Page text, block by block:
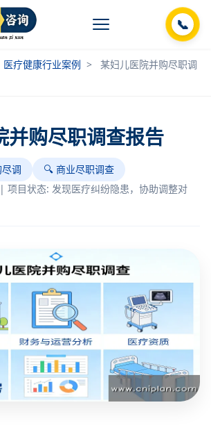
📞
医疗健康行业案例 >
某妇儿医院并购尽职调
并购尽职调查报告
调
🔍 商业尽职调查
项目状态: 发现医疗纠纷隐患，协助调整对